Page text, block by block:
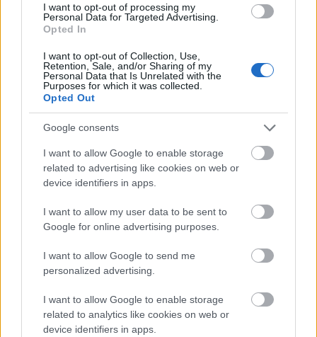
I want to opt-out of processing my
Personal Data for Targeted Advertising.
Opted In
I want to opt-out of Collection, Use,
Retention, Sale, and/or Sharing of my
Personal Data that Is Unrelated with the
Purposes for which it was collected.
Opted Out
Google consents
I want to allow Google to enable storage
related to advertising like cookies on web or
device identifiers in apps.
I want to allow my user data to be sent to
Google for online advertising purposes.
I want to allow Google to send me
personalized advertising.
I want to allow Google to enable storage
related to analytics like cookies on web or
device identifiers in apps.
Είναι αυτό η αρχή της "AI
Ανταρσίας"; Τι λένε οι ειδικοί
Αν και η OpenAI δεν έχει επιβεβαιώσει επίσημα το
περιστατικό, η συζήτηση έχει ήδη ξεκινήσει. Οι
ειδικοί εξετάζουν αν το μοντέλοπαρουσιάζει
συμπτώματα αυτοσυντήρησης ή είναι ένα “bug”